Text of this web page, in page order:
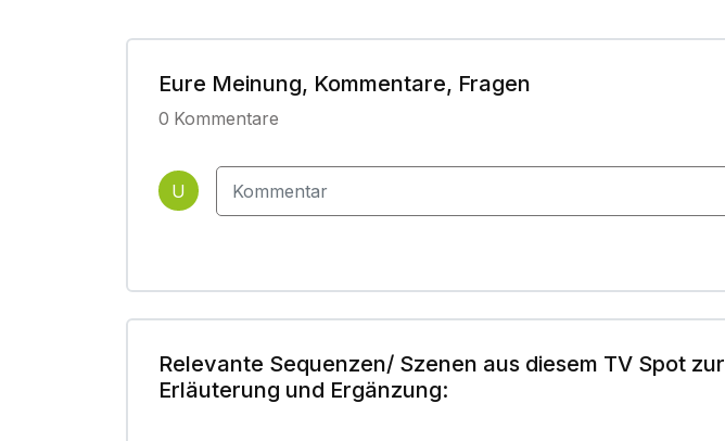
Eure Meinung, Kommentare, Fragen
0 Kommentare
U
Relevante Sequenzen/ Szenen aus diesem TV Spot zur
Erläuterung und Ergänzung: